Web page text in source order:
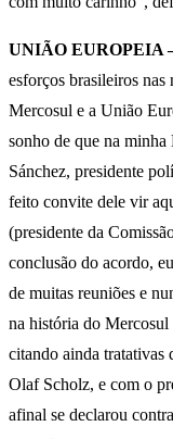
UNIÃO
esforços brasileiros nas
Mercosul e a União
sonho de que na minha
Sánchez, presidente
feito convite dele vir
(presidente da
conclusão do acordo,
de muitas reuniões e
na história do Mercosul
citando ainda tratativas
Olaf Scholz, e com o
afinal se declarou